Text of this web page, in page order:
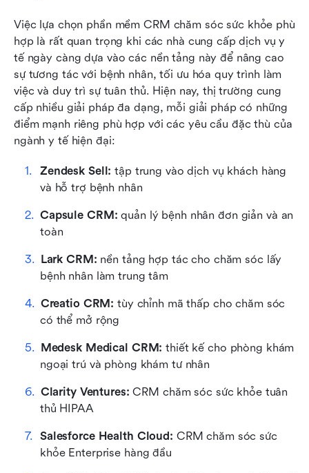
Việc lựa chọn phần mềm CRM chăm sóc sức khỏe phù
hợp là rất quan trọng khi các nhà cung cấp dịch vụ y
tế ngày càng dựa vào các nền tảng này để nâng cao
sự tương tác với bệnh nhân, tối ưu hóa quy trình làm
việc và duy trì sự tuân thủ. Hiện nay, thị trường cung
cấp nhiều giải pháp đa dạng, mỗi giải pháp có những
điểm mạnh riêng phù hợp với các yêu cầu đặc thù của
ngành y tế hiện đại:
Zendesk Sell: tập trung vào dịch vụ khách hàng
và hỗ trợ bệnh nhân
Capsule CRM: quản lý bệnh nhân đơn giản và an
toàn
Lark CRM: nền tảng hợp tác cho chăm sóc lấy
bệnh nhân làm trung tâm
Creatio CRM: tùy chỉnh mã thấp cho chăm sóc
có thể mở rộng
Medesk Medical CRM: thiết kế cho phòng khám
ngoại trú và phòng khám tư nhân
Clarity Ventures: CRM chăm sóc sức khỏe tuân
thủ HIPAA
Salesforce Health Cloud: CRM chăm sóc sức
khỏe Enterprise hàng đầu